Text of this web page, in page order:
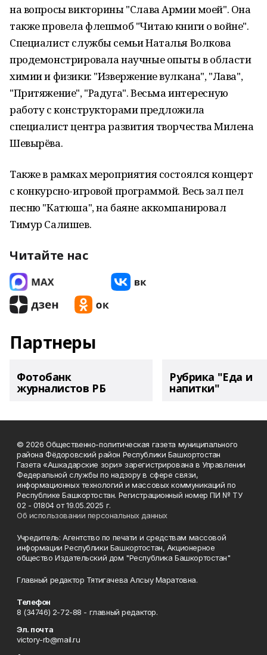
на вопросы викторины "Слава Армии моей". Она
также провела флешмоб "Читаю книги о войне".
Специалист службы семьи Наталья Волкова
продемонстрировала научные опыты в области
химии и физики: "Извержение вулкана", "Лава",
"Притяжение", "Радуга". Весьма интересную
работу с конструкторами предложила
специалист центра развития творчества Милена
Шевырёва.
Также в рамках мероприятия состоялся концерт
с конкурсно-игровой программой. Весь зал пел
песню "Катюша", на баяне аккомпанировал
Тимур Салишев.
Читайте нас
Партнеры
Фотобанк
журналистов РБ
Рубрика "Еда и
напитки"
© 2026 Общественно-политическая газета муниципального
района Фёдоровский район Республики Башкортостан
Газета «Ашкадарские зори» зарегистрирована в Управлении
Федеральной службы по надзору в сфере связи,
информационных технологий и массовых коммуникаций по
Республике Башкортостан. Регистрационный номер ПИ № ТУ
02 - 01804 от 19.05.2025 г.
Об использовании персональных данных
Учредитель: Агентство по печати и средствам массовой
информации Республики Башкортостан, Акционерное
общество Издательский дом "Республика Башкортостан"
Главный редактор Тятигачева Алсыу Маратовна.
Телефон
8 (34746) 2-72-88 - главный редактор.
Эл. почта
victory-rb@mail.ru